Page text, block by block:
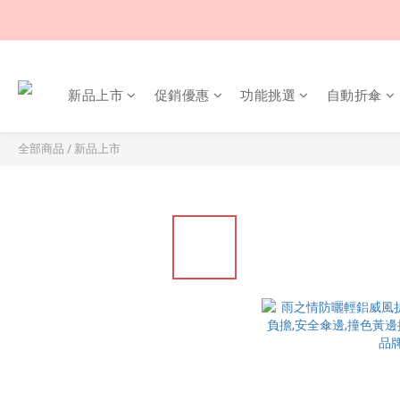
新品上市 促銷優惠 功能挑選 自動折傘
全部商品 / 新品上市